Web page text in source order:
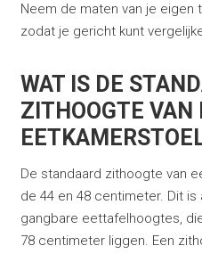
Neem de maten van je eigen
zodat je gericht kunt
WAT IS DE
ZITHOOGTE VAN
De standaard zithoogte van
de 44 en 48 centimeter. Dit
gangbare eettafelhoogtes,
78 centimeter liggen. Een